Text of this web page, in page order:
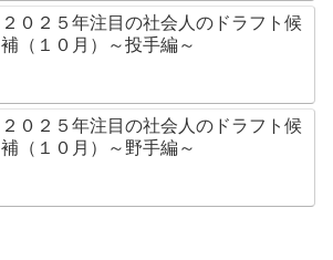
２０２５年注目の社会人のドラフト候
補（１０月）～投手編～
２０２５年注目の社会人のドラフト候
補（１０月）～野手編～